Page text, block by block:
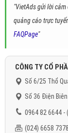
"VietAds gửi lời
quảng cáo trực
FAQPage"
CÔNG TY CỔ
Số 6/25 Thổ
Số 36 Điện
0964 82 6644 -
(024) 6658 7378